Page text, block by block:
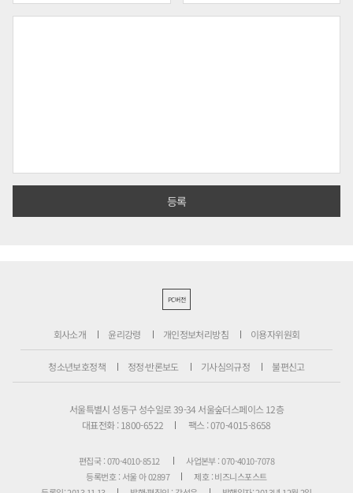
PC버전
회사소개 윤리강령 개인정보처리방침 이용자위원회
청소년보호정책 정정·반론보도 기사심의규정 불편신고
서울특별시 성동구 성수일로 39-34 서울숲더스페이스 12층
대표전화 : 1800-6522
팩스 : 070-4015-8658
편집국 : 070-4010-8512
사업본부 : 070-4010-7078
등록번호 : 서울 아 02897
제호 : 비즈니스포스트